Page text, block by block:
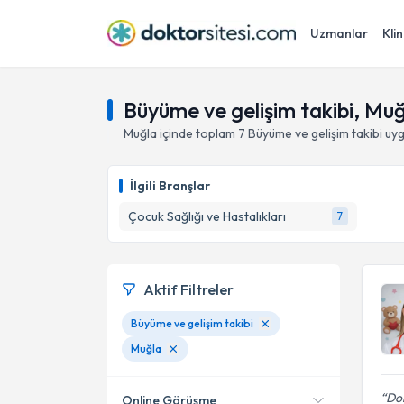
Uzmanlar
Büyüme ve gelişim takibi,
Muğla içinde toplam 7 Büyüme ve gelişim takibi
İlgili Branşlar
Çocuk Sağlığı ve Hastalıkları
7
Aktif Filtreler
Büyüme ve gelişim takibi
Muğla
Online Görüşme